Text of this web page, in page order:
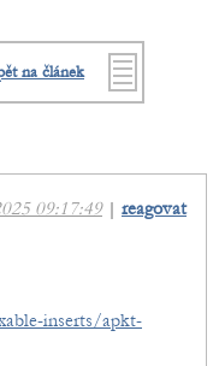
na článek
09:17:49| reagovat
inserts/apkt-